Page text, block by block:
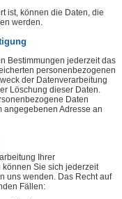
ist, können die Daten, die
werden.
Bestimmungen jederzeit das
personenbezogenen
der Datenverarbeitung
Löschung dieser Daten.
Daten
angegebenen Adresse an
Ihrer
Sie sich jederzeit
uns wenden. Das Recht auf
Fällen: